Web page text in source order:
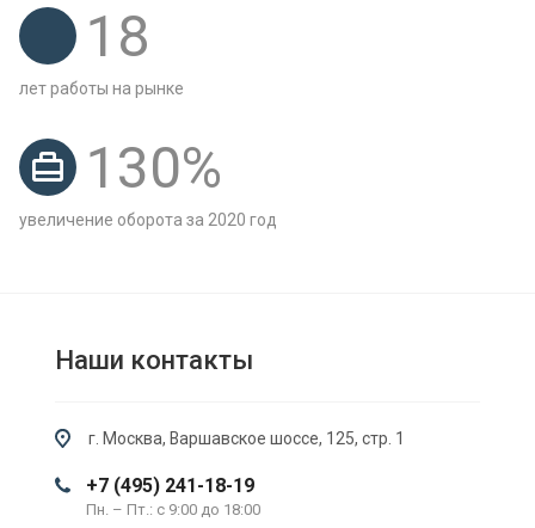
18
лет работы на рынке
130%
увеличение оборота за 2020 год
Наши контакты
г. Москва, Варшавское шоссе, 125, стр. 1
+7 (495) 241-18-19
Пн. – Пт.: с 9:00 до 18:00